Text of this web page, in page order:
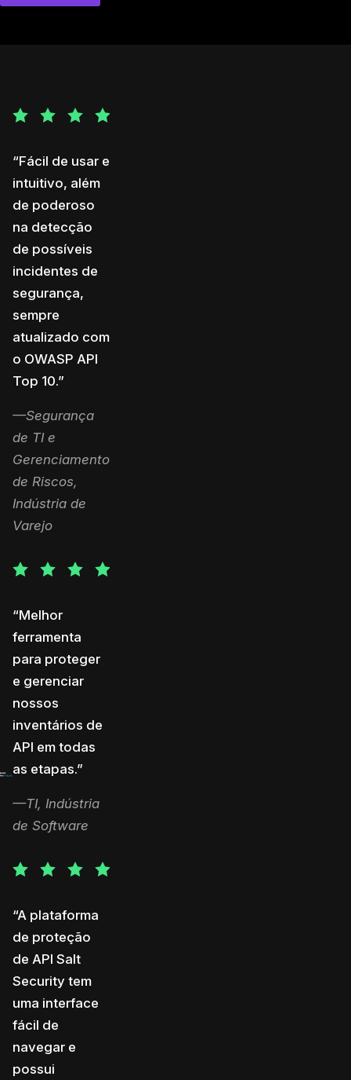
“Fácil de usar e
intuitivo, além
de poderoso
na detecção
de possíveis
incidentes de
segurança,
sempre
atualizado com
o OWASP API
Top 10.”
—Segurança
de TI e
Gerenciamento
de Riscos,
Indústria de
Varejo
“Melhor
ferramenta
para proteger
e gerenciar
nossos
inventários de
API em todas
as etapas.”
—TI, Indústria
de Software
“A plataforma
de proteção
de API Salt
Security tem
uma interface
fácil de
navegar e
possui